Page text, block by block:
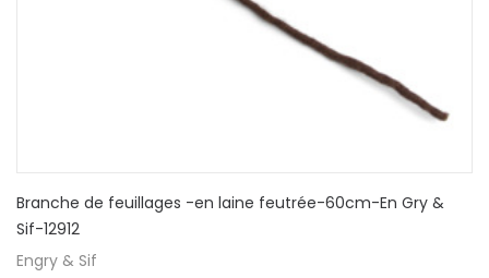
Branche de feuillages -en laine feutrée-60cm-En Gry &
Sif-12912
Engry & Sif